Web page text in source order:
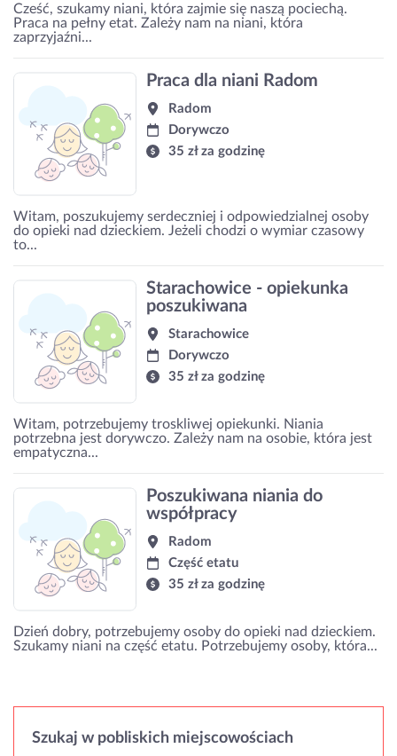
Cześć, szukamy niani, która zajmie się naszą pociechą.
Praca na pełny etat. Zależy nam na niani, która
zaprzyjaźni...
Praca dla niani Radom
Radom
Dorywczo
35 zł za godzinę
Witam, poszukujemy serdeczniej i odpowiedzialnej osoby
do opieki nad dzieckiem. Jeżeli chodzi o wymiar czasowy
to...
Starachowice - opiekunka
poszukiwana
Starachowice
Dorywczo
35 zł za godzinę
Witam, potrzebujemy troskliwej opiekunki. Niania
potrzebna jest dorywczo. Zależy nam na osobie, która jest
empatyczna...
Poszukiwana niania do
współpracy
Radom
Część etatu
35 zł za godzinę
Dzień dobry, potrzebujemy osoby do opieki nad dzieckiem.
Szukamy niani na część etatu. Potrzebujemy osoby, która...
Szukaj w pobliskich miejscowościach